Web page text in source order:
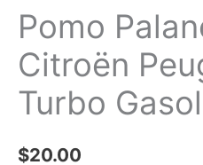
Pomo
Citroën
Turbo
$20.00